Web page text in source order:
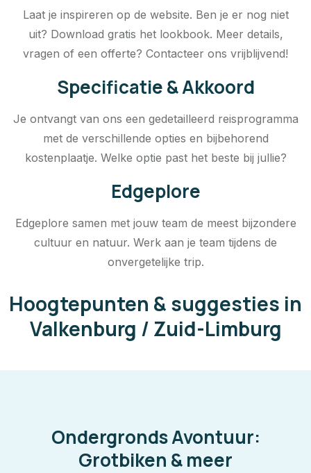
Laat je inspireren op de website. Ben je er nog niet
uit? Download gratis het lookbook. Meer details,
vragen of een offerte? Contacteer ons vrijblijvend!
Specificatie & Akkoord
Je ontvangt van ons een gedetailleerd reisprogramma
met de verschillende opties en bijbehorend
kostenplaatje. Welke optie past het beste bij jullie?
Edgeplore
Edgeplore samen met jouw team de meest bijzondere
cultuur en natuur. Werk aan je team tijdens de
onvergetelijke trip.
Hoogtepunten & suggesties in
Valkenburg / Zuid-Limburg
Ondergronds Avontuur:
Grotbiken & meer